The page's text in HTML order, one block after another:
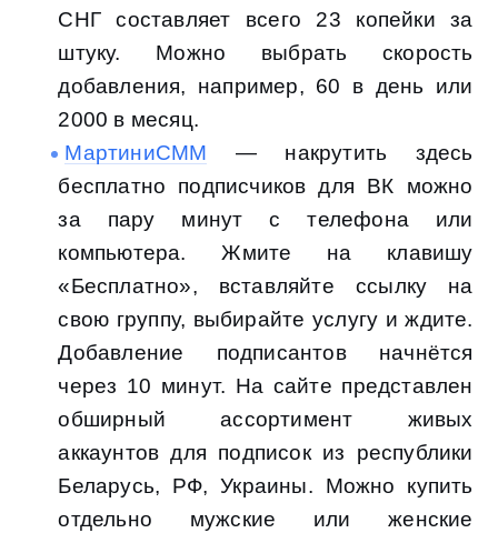
СНГ составляет всего 23 копейки за
штуку. Можно выбрать скорость
добавления, например, 60 в день или
2000 в месяц.
МартиниСММ — накрутить здесь
бесплатно подписчиков для ВК можно
за пару минут с телефона или
компьютера. Жмите на клавишу
«Бесплатно», вставляйте ссылку на
свою группу, выбирайте услугу и ждите.
Добавление подписантов начнётся
через 10 минут. На сайте представлен
обширный ассортимент живых
аккаунтов для подписок из республики
Беларусь, РФ, Украины. Можно купить
отдельно мужские или женские